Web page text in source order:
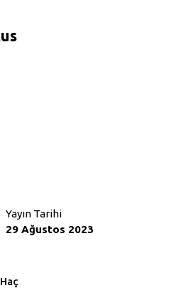
Yayın Tarihi
29 Ağustos 2023
Haç